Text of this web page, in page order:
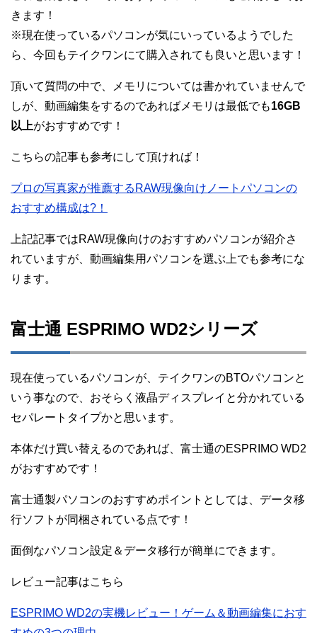
きます！
※現在使っているパソコンが気にいっているようでした
ら、今回もテイクワンにて購入されても良いと思います！
頂いて質問の中で、メモリについては書かれていませんで
しが、動画編集をするのであればメモリは最低でも16GB
以上がおすすめです！
こちらの記事も参考にして頂ければ！
プロの写真家が推薦するRAW現像向けノートパソコンの
おすすめ構成は?！
上記記事ではRAW現像向けのおすすめパソコンが紹介さ
れていますが、動画編集用パソコンを選ぶ上でも参考にな
ります。
富士通 ESPRIMO WD2シリーズ
現在使っているパソコンが、テイクワンのBTOパソコンと
いう事なので、おそらく液晶ディスプレイと分かれている
セパレートタイプかと思います。
本体だけ買い替えるのであれば、富士通のESPRIMO WD2
がおすすめです！
富士通製パソコンのおすすめポイントとしては、データ移
行ソフトが同梱されている点です！
面倒なパソコン設定＆データ移行が簡単にできます。
レビュー記事はこちら
ESPRIMO WD2の実機レビュー！ゲーム＆動画編集におす